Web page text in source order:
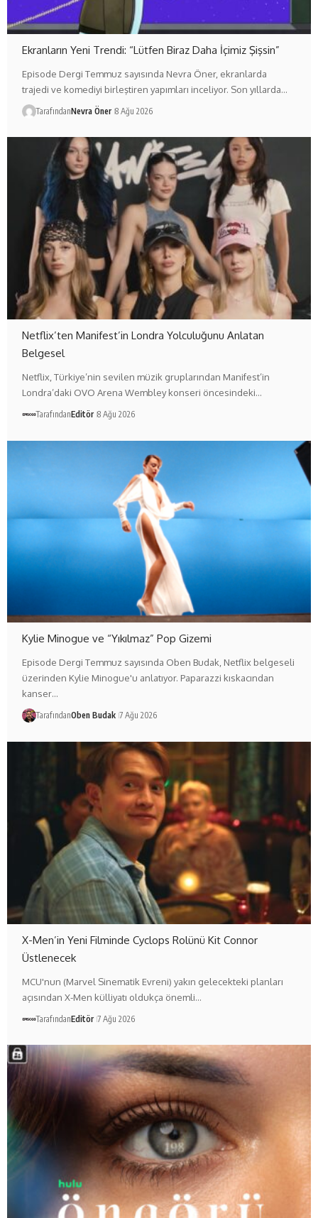
Ekranların Yeni Trendi: “Lütfen Biraz Daha İçimiz Şişsin”
Episode Dergi Temmuz sayısında Nevra Öner, ekranlarda
trajedi ve komediyi birleştiren yapımları inceliyor. Son yıllarda…
TarafındanNevra Öner 8 Ağu 2026
Netflix’ten Manifest’in Londra Yolculuğunu Anlatan
Belgesel
Netflix, Türkiye’nin sevilen müzik gruplarından Manifest’in
Londra’daki OVO Arena Wembley konseri öncesindeki…
TarafındanEditör 8 Ağu 2026
Kylie Minogue ve “Yıkılmaz” Pop Gizemi
Episode Dergi Temmuz sayısında Oben Budak, Netflix belgeseli
üzerinden Kylie Minogue'u anlatıyor. Paparazzi kıskacından
kanser…
TarafındanOben Budak 7 Ağu 2026
X-Men’in Yeni Filminde Cyclops Rolünü Kit Connor
Üstlenecek
MCU'nun (Marvel Sinematik Evreni) yakın gelecekteki planları
açısından X-Men külliyatı oldukça önemli…
TarafındanEditör 7 Ağu 2026